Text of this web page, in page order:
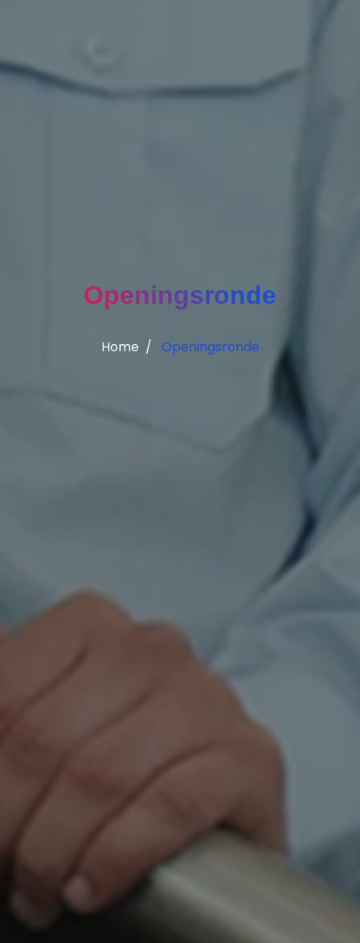
Openingsronde
Home Openingsronde